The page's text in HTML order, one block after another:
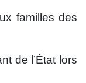
familles des
de l’État lors